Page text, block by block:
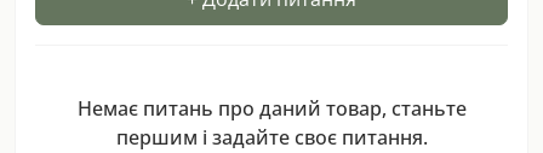
Немає питань про даний товар, станьте
першим і задайте своє питання.